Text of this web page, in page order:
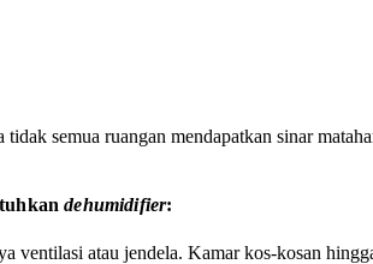
semua ruangan mendapatkan sinar
dehumidifier:
ventilasi atau jendela. Kamar kos-kosan